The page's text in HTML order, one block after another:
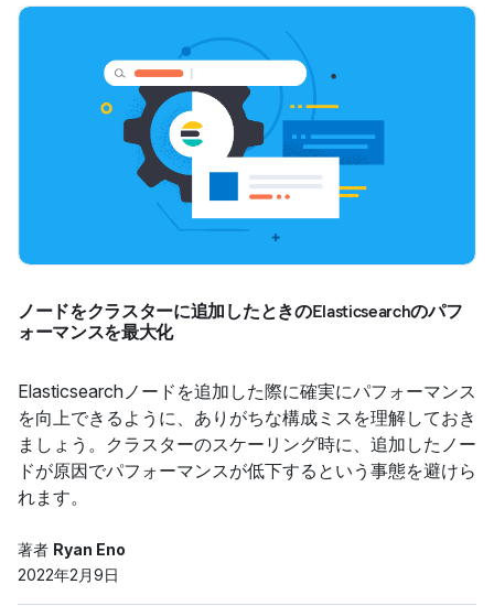
ノードをクラスターに追加したときのElasticsearchのパフ
ォーマンスを最大化
Elasticsearchノードを追加した際に確実にパフォーマンス
を向上できるように、ありがちな構成ミスを理解しておき
ましょう。クラスターのスケーリング時に、追加したノー
ドが原因でパフォーマンスが低下するという事態を避けら
れます。
著者 Ryan Eno
2022年2月9日